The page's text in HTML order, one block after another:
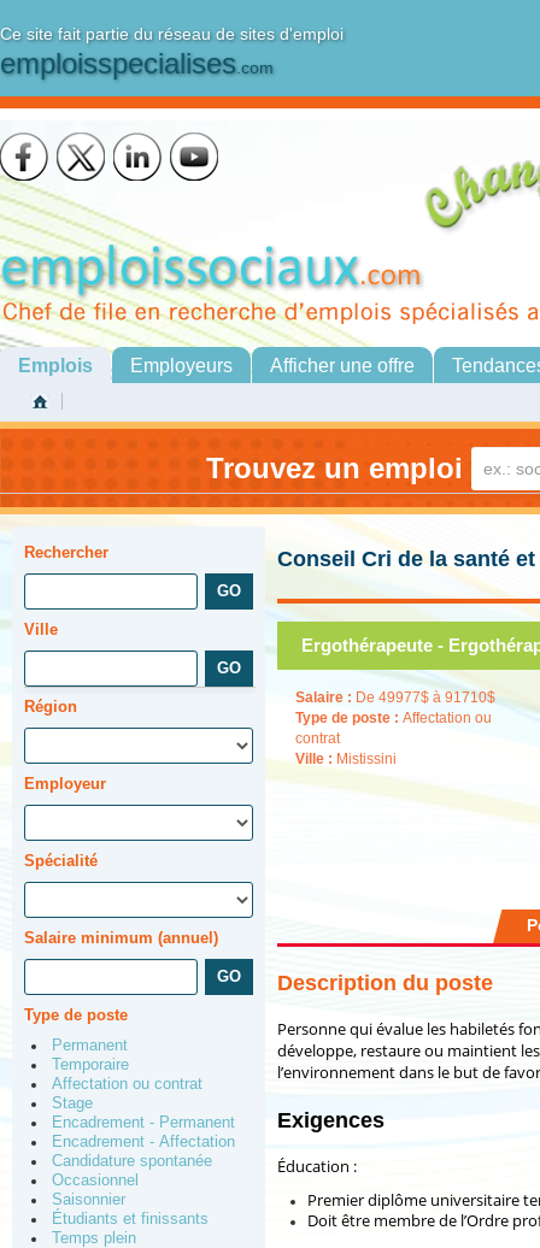
Ce site fait partie du réseau de sites d'emploi
emploisspecialises.com
Emplois Employeurs Afficher une offre
Trouvez un emploi
Rechercher
Ville
Région
Employeur
Spécialité
Salaire minimum (annuel)
Type de poste
Permanent
Temporaire
Affectation ou contrat
Stage
Encadrement - Permanent
Encadrement - Affectation
Candidature spontanée
Occasionnel
Saisonnier
Étudiants et finissants
Temps plein
Conseil Cri de la santé
Ergothérapeute -
Salaire : De 49977$ à 91710$
Type de poste : Affectation ou
contrat
Ville : Mistissini
Description du poste
Personne qui évalue les habiletés
développe, restaure ou maintient
l’environnement dans le but de
Exigences
Éducation :
Premier diplôme universitaire
Doit être membre de l’Ordre